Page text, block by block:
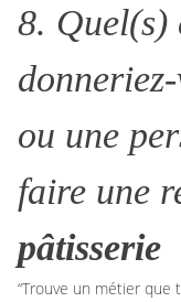
8. Quel(s)
ou une
faire une
pâtisserie
“Trouve un métier que